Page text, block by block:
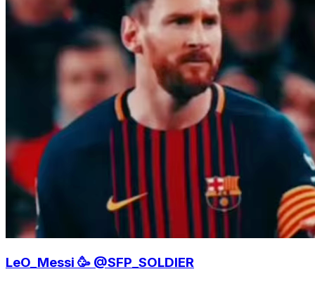
LeO_Messi 🥳 @SFP_SOLDIER